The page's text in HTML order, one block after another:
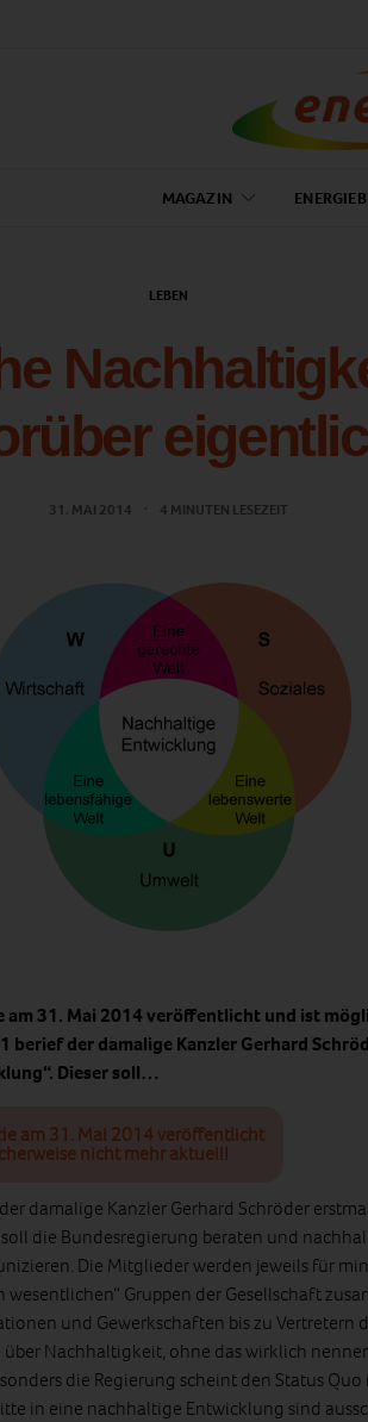
MAGAZIN
LEBEN
31. MAI 2014 4 MINUTEN LESEZEIT
am 31. Mai 2014 veröffentlicht und ist
berief der damalige Kanzler Gerhard
Dieser soll…
am 31. Mai 2014 veröffentlicht
nicht mehr aktuell!
damalige Kanzler Gerhard Schröder
soll die Bundesregierung beraten und
Die Mitglieder werden jeweils für
wesentlichen“ Gruppen der Gesellschaft
und Gewerkschaften bis zu Vertretern
Nachhaltigkeit, ohne das wirklich
die Regierung scheint den Status
in eine nachhaltige Entwicklung sind